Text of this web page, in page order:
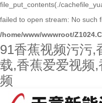
file_put_contents(./
failed to open stream: No such
/home/www/wwwroot/
91香蕉视频污污,
载,香蕉爱爱视频
频
人才招聘
新闻资讯
联系91香蕉视频污污